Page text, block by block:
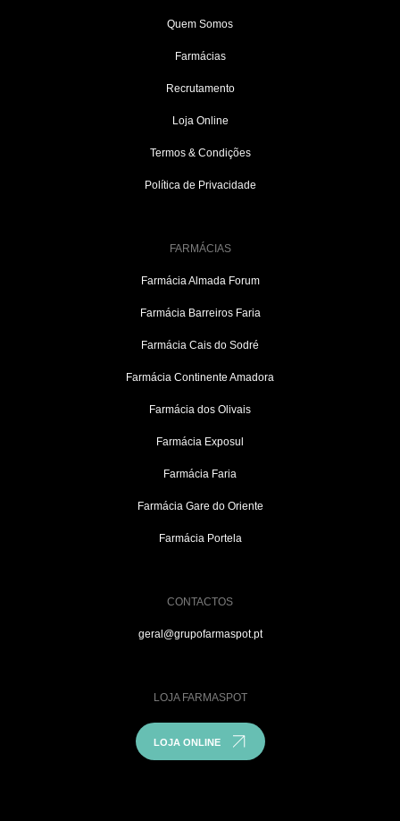
Quem Somos
Farmácias
Recrutamento
Loja Online
Termos & Condições
Política de Privacidade
FARMÁCIAS
Farmácia Almada Forum
Farmácia Barreiros Faria
Farmácia Cais do Sodré
Farmácia Continente Amadora
Farmácia dos Olivais
Farmácia Exposul
Farmácia Faria
Farmácia Gare do Oriente
Farmácia Portela
CONTACTOS
geral@grupofarmaspot.pt
LOJA FARMASPOT
LOJA ONLINE